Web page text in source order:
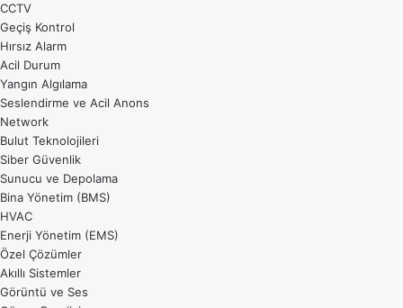
CCTV
Geçiş Kontrol
Hırsız Alarm
Acil Durum
Yangın Algılama
Seslendirme ve Acil Anons
Network
Bulut Teknolojileri
Siber Güvenlik
Sunucu ve Depolama
Bina Yönetim (BMS)
HVAC
Enerji Yönetim (EMS)
Özel Çözümler
Akıllı Sistemler
Görüntü ve Ses